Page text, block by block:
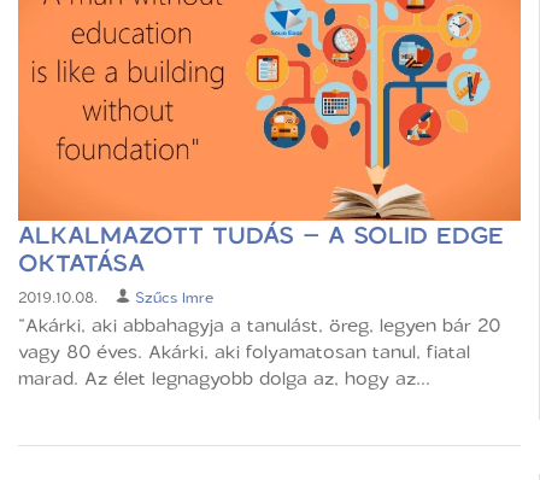
ALKALMAZOTT TUDÁS – A SOLID EDGE
OKTATÁSA
2019.10.08. Szűcs Imre
“Akárki, aki abbahagyja a tanulást, öreg, legyen bár 20
vagy 80 éves. Akárki, aki folyamatosan tanul, fiatal
marad. Az élet legnagyobb dolga az, hogy az...